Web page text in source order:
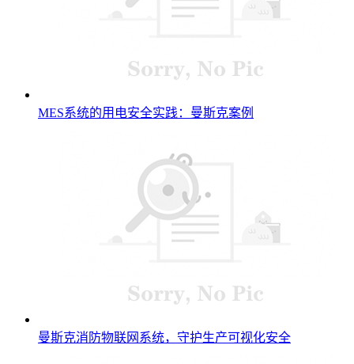
MES系统的用电安全实践：曼斯克案例
曼斯克消防物联网系统，守护生产可视化安全